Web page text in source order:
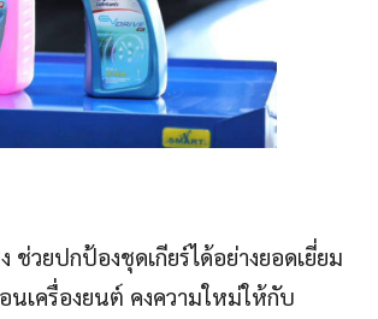
วยปกป้องชุดเกียร์ได้อย่างยอดเยี่ยม
นเครื่องยนต์ คงความใหม่ให้กับ